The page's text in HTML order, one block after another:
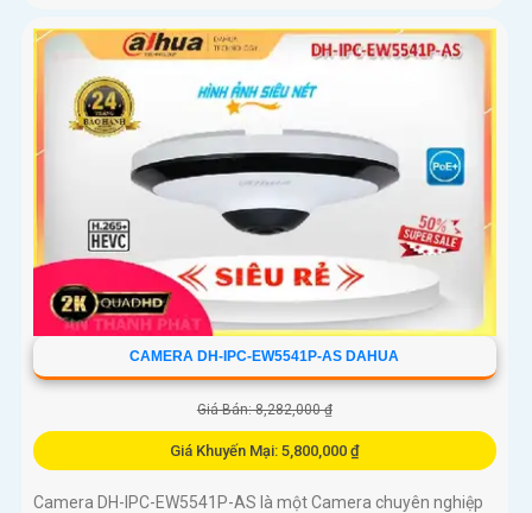
CAMERA DH-IPC-EW5541P-AS DAHUA
Giá Bán: 8,282,000 ₫
Giá Khuyến Mại: 5,800,000 ₫
Camera DH-IPC-EW5541P-AS là một Camera chuyên nghiệp